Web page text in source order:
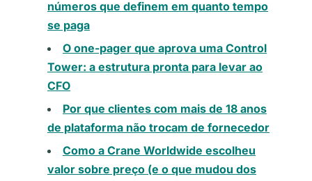
números que definem em quanto tempo
se paga
O one-pager que aprova uma Control
Tower: a estrutura pronta para levar ao
CFO
Por que clientes com mais de 18 anos
de plataforma não trocam de fornecedor
Como a Crane Worldwide escolheu
valor sobre preço (e o que mudou dos